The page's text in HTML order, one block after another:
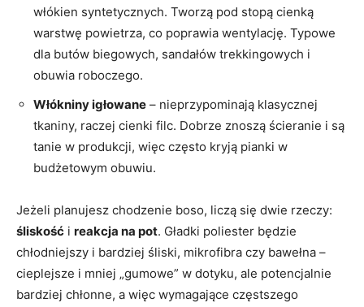
włókien syntetycznych. Tworzą pod stopą cienką
warstwę powietrza, co poprawia wentylację. Typowe
dla butów biegowych, sandałów trekkingowych i
obuwia roboczego.
Włókniny igłowane – nieprzypominają klasycznej
tkaniny, raczej cienki filc. Dobrze znoszą ścieranie i są
tanie w produkcji, więc często kryją pianki w
budżetowym obuwiu.
Jeżeli planujesz chodzenie boso, liczą się dwie rzeczy:
śliskość i reakcja na pot. Gładki poliester będzie
chłodniejszy i bardziej śliski, mikrofibra czy bawełna –
cieplejsze i mniej „gumowe” w dotyku, ale potencjalnie
bardziej chłonne, a więc wymagające częstszego